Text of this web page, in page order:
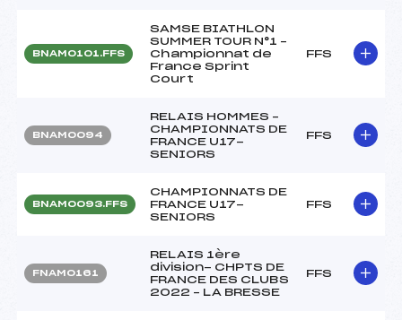
BNAM0101.FFS
SAMSE BIATHLON
SUMMER TOUR N°1 –
Championnat de
France Sprint
Court
FFS
BNAM0094
RELAIS HOMMES –
CHAMPIONNATS DE
FRANCE U17-
SENIORS
FFS
BNAM0093.FFS
CHAMPIONNATS DE
FRANCE U17-
SENIORS
FFS
FNAM0161
RELAIS 1ère
division- CHPTS DE
FRANCE DES CLUBS
2022 – LA BRESSE
FFS